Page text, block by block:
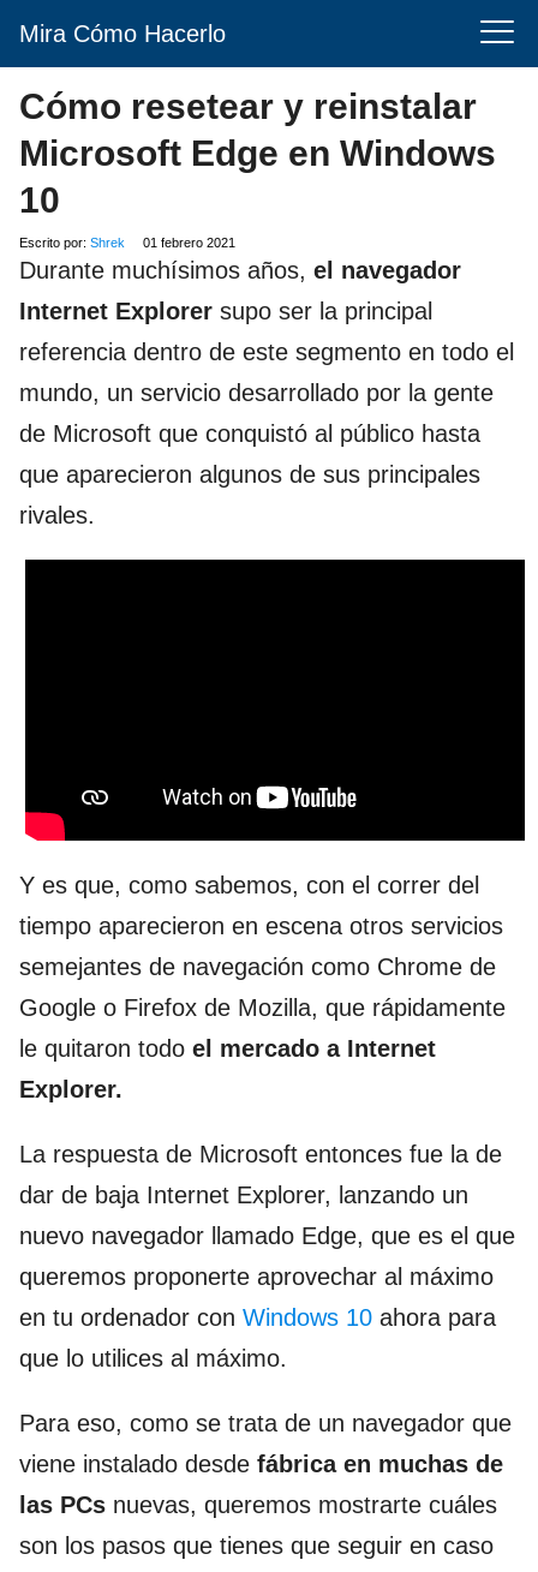
Mira Cómo Hacerlo
Cómo resetear y reinstalar
Microsoft Edge en Windows
10
Escrito por: Shrek 01 febrero 2021
Durante muchísimos años, el navegador
Internet Explorer supo ser la principal
referencia dentro de este segmento en todo el
mundo, un servicio desarrollado por la gente
de Microsoft que conquistó al público hasta
que aparecieron algunos de sus principales
rivales.
Y es que, como sabemos, con el correr del
tiempo aparecieron en escena otros servicios
semejantes de navegación como Chrome de
Google o Firefox de Mozilla, que rápidamente
le quitaron todo el mercado a Internet
Explorer.
La respuesta de Microsoft entonces fue la de
dar de baja Internet Explorer, lanzando un
nuevo navegador llamado Edge, que es el que
queremos proponerte aprovechar al máximo
en tu ordenador con Windows 10 ahora para
que lo utilices al máximo.
Para eso, como se trata de un navegador que
viene instalado desde fábrica en muchas de
las PCs nuevas, queremos mostrarte cuáles
son los pasos que tienes que seguir en caso